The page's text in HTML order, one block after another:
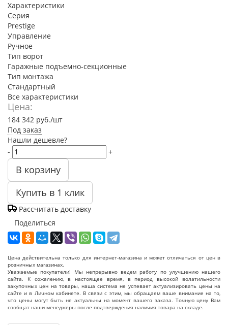
Характеристики
Серия
Prestige
Управление
Ручное
Тип ворот
Гаражные подъемно-секционные
Тип монтажа
Стандартный
Все характеристики
Цена:
184 342 руб./шт
Под заказ
Нашли дешевле?
-
+
В корзину
Купить в 1 клик
Рассчитать доставку
Поделиться
Цена действительна только для интернет-магазина и может отличаться от цен в
розничных магазинах.
Уважаемые покупатели! Мы непрерывно ведем работу по улучшению нашего
сайта. К сожалению, в настоящее время, в период высокой волатильности
закупочных цен на товары, наша система не успевает актуализировать цены на
сайте и в Личном кабинете. В связи с этим, мы обращаем ваше внимание на то,
что цены могут быть не актуальны на момент вашего заказа. Точную цену Вам
сообщат наши менеджеры после подтверждения наличия товара на складе.